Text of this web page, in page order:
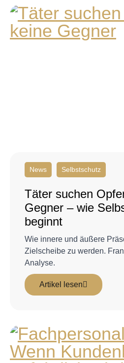
News Selbstschutz
Täter suchen
Gegner – wie
beginnt
Wie innere und äußere
Zielscheibe zu werden.
Analyse.
Artikel lesen